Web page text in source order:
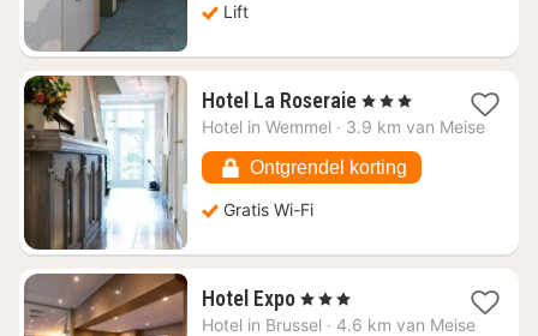
Lift
Hotel La Roseraie1
nacht
€
106,25
, 3 Sterren
Hotel in Wemmel · 3.9 km van Meise
Ontgrendel korting
Gratis Wi-Fi
Hotel Expo1
nacht
, 3 Sterren
Hotel in Brussel · 4.6 km van Meise